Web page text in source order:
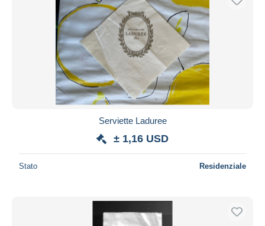
Serviette Laduree
± 1,16 USD
Stato Residenziale